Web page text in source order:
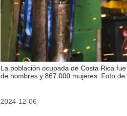
La población ocupada de Costa Rica
de hombres y 867.000 mujeres. Foto de
2024-12-06